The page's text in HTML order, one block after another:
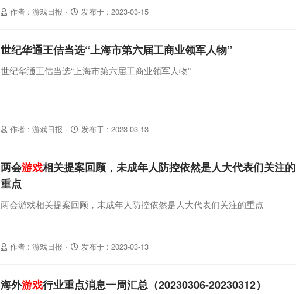
作者 : 游戏日报 · 发布于 : 2023-03-15
作者 : 游戏日报 · 发布于 : 2023-03-13
世纪华通王佶当选“上海市第六届工商业领军人物”
世纪华通王佶当选“上海市第六届工商业领军人物”
作者 : 游戏日报 · 发布于 : 2023-03-13
两会游戏相关提案回顾，未成年人防控依然是人大代表们关注的
重点
两会游戏相关提案回顾，未成年人防控依然是人大代表们关注的重点
海外游戏行业重点消息一周汇总（20230306-20230312）